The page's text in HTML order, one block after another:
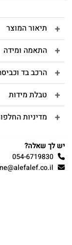
תיאור המוצר
התאמה ומידה
הרכב בד
טבלת מידות
מדיניות
יש לך שאלה?
054-6719830